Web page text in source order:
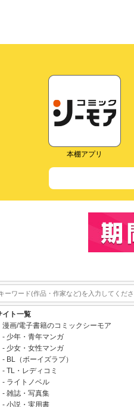
本棚アプリ
イト一覧
漫画/電子書籍のコミックシーモア
少年・青年マンガ
少女・女性マンガ
BL（ボーイズラブ）
TL・レディコミ
ライトノベル
雑誌・写真集
小説・実用書